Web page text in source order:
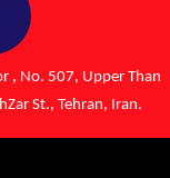
, No. 507, Upper Than
St., Tehran, Iran.